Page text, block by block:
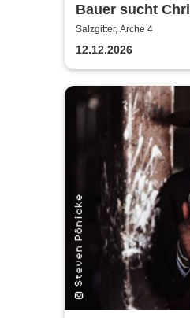
Bauer sucht
Ralf Bauer & Pat
Salzgitter, Arche 4
12.12.2026